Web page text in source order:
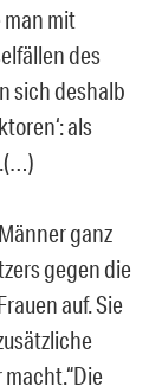
man mit
des
sich deshalb
als
ganz
gegen die
auf. Sie